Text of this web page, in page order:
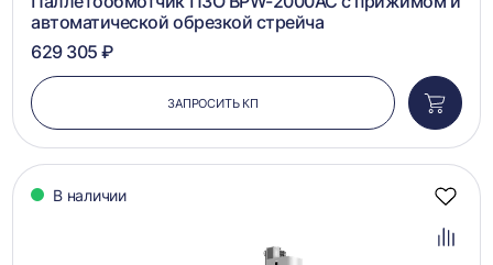
автоматической обрезкой стрейча
629 305 ₽
ЗАПРОСИТЬ КП
в
В наличии